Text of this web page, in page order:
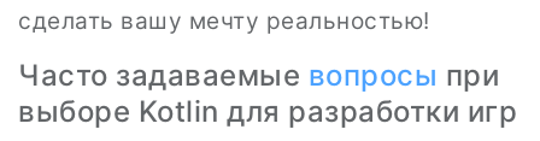
сделать вашу мечту реальностью!
Часто задаваемые вопросы при
выборе Kotlin для разработки игр